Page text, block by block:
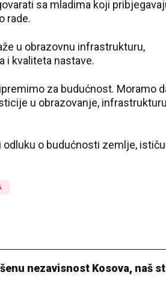
sa mladima koji
rade.
u obrazovnu infrastrukturu,
i kvaliteta nastave.
za budućnost. Moramo
u obrazovanje,
o budućnosti zemlje,
nezavisnost Kosova, naš